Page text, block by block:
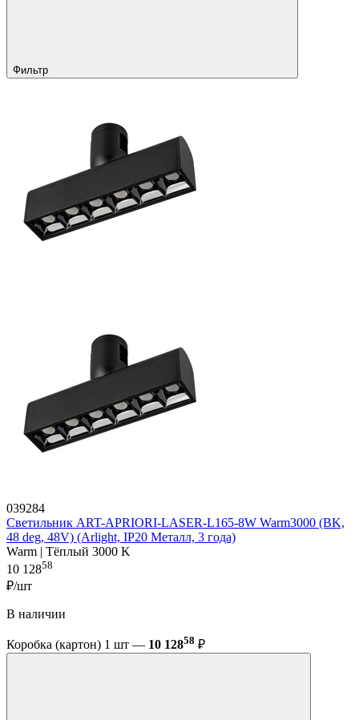
Фильтр
039284
Светильник ART-APRIORI-LASER-L165-8W Warm3000 (BK,
48 deg, 48V) (Arlight, IP20 Металл, 3 года)
Warm | Тёплый 3000 K
10 12858
₽/шт
В наличии
Коробка (картон) 1 шт — 10 12858 ₽